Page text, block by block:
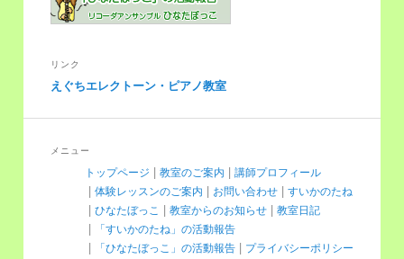
リンク
えぐちエレクトーン・ピアノ教室
メニュー
トップページ 教室のご案内
講師プロフィール
体験レッスンのご案内
お問い合わせ
すいかのたね
ひなたぼっこ
教室からのお知らせ
教室日記
「すいかのたね」の活動報告
「ひなたぼっこ」の活動報告
プライバシーポリシー